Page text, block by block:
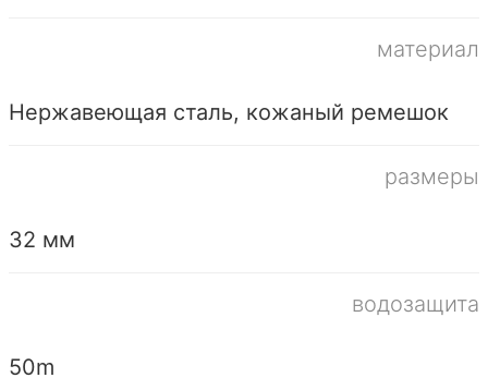
материал
Нержавеющая сталь, кожаный ремешок
размеры
32 мм
водозащита
50m